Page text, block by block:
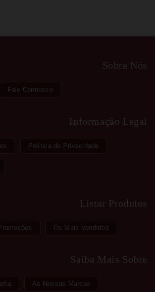
Sobre Nós
Fale Connosco
Informação Legal
Política de Privacidade
Listar Produtos
Os Mais Vendidos
Saiba Mais Sobre
As Nossas Marcas